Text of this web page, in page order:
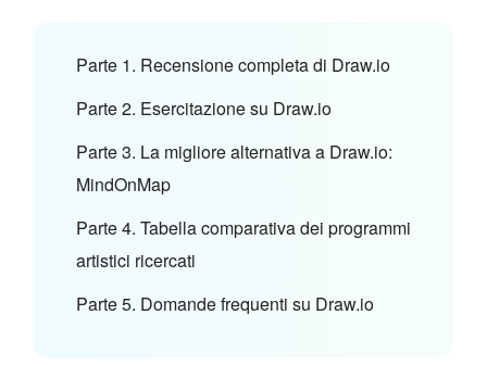
Parte 1. Recensione completa di Draw.io
Parte 2. Esercitazione su Draw.io
Parte 3. La migliore alternativa a Draw.io:
MindOnMap
Parte 4. Tabella comparativa dei programmi
artistici ricercati
Parte 5. Domande frequenti su Draw.io